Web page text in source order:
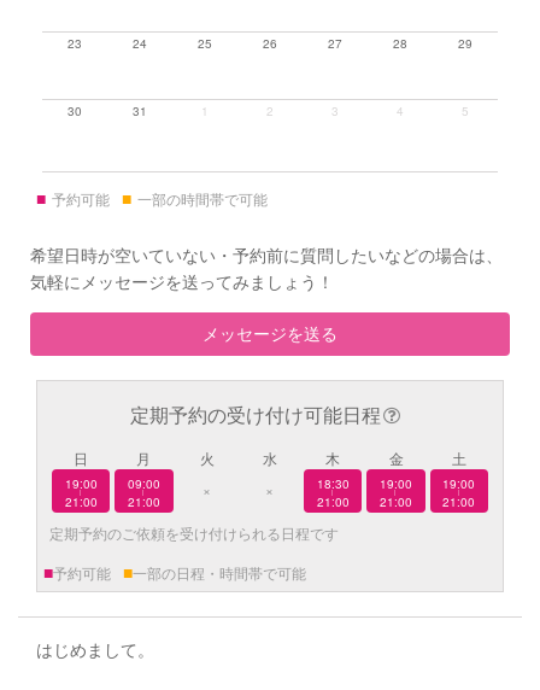
23 24 25 26 27 28 29
30 31 1 2 3 4 5
■ 予約可能 ■ 一部の時間帯で可能
希望日時が空いていない・予約前に質問したいなどの場合は、
気軽にメッセージを送ってみましょう！
メッセージを送る
定期予約の受け付け可能日程
日
19:00
|
21:00
月
09:00
|
21:00
火
×
水
×
木
18:30
|
21:00
金
19:00
|
21:00
土
19:00
|
21:00
定期予約のご依頼を受け付けられる日程です
■予約可能 ■一部の日程・時間帯で可能
はじめまして。